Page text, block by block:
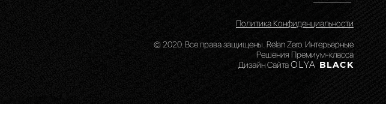
Политика Конфиденциальности
© 2020. Все права защищены. Relan Zero. Интерьерные
Решения Премиум-класса
Дизайн СайтаOLYA BLACK